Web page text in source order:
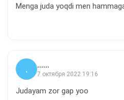
Menga juda yoqdi men
. ......
7 октября 2022 19:16
Judayam zor gap yoo